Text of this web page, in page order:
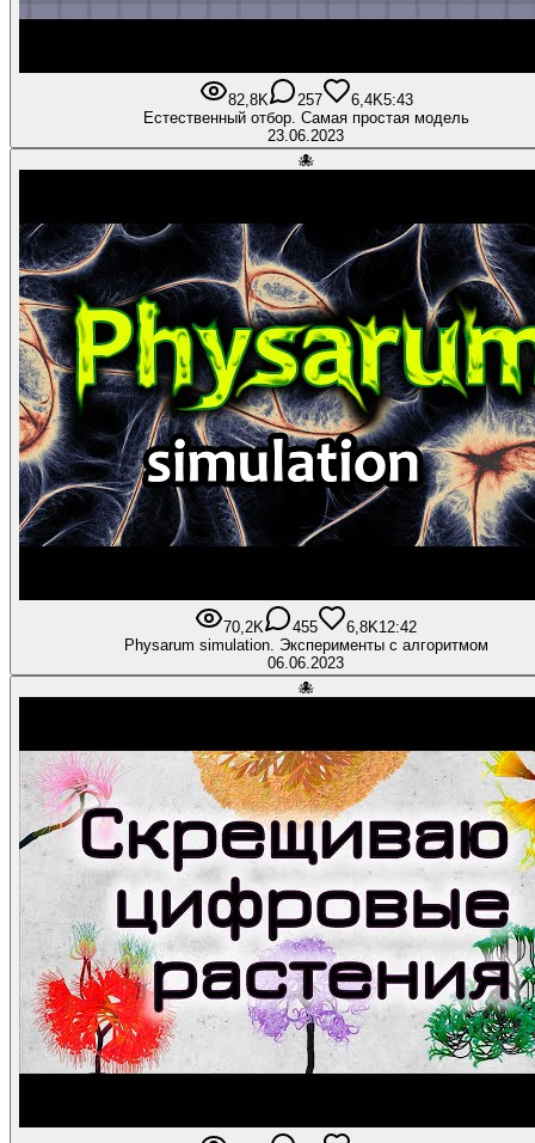
82,8K 257 6,4K5:43
Естественный отбор. Самая простая модель
23.06.2023
🐙
70,2K 455 6,8K12:42
Physarum simulation. Эксперименты с алгоритмом
06.06.2023
🐙